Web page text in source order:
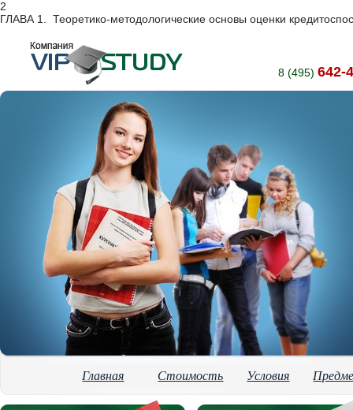
2
ГЛАВА 1. Теоретико-методологические основы оценки
8 (495) 642-
Главная Стоимость Условия